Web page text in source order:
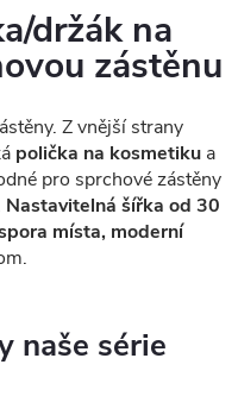
držák na
zástěnu
Z vnější strany
polička na kosmetiku a
pro sprchové zástěny
Nastavitelná šířka od 30
místa, moderní
naše série